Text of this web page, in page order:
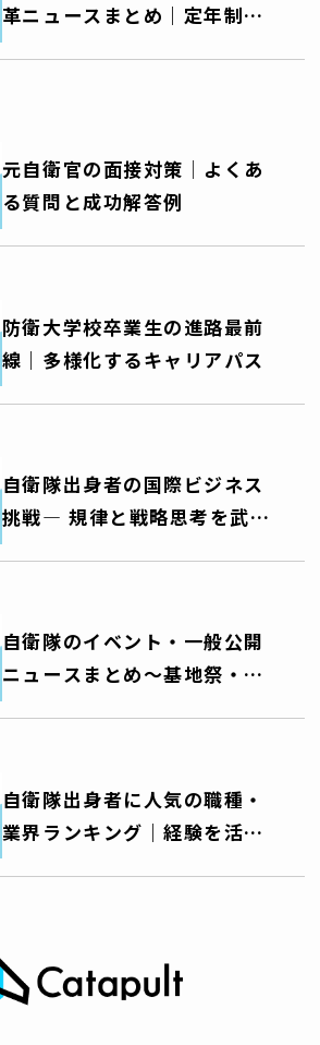
革ニュースまとめ｜定年制度
の変更がキャリアに与えるイ
元自衛官の面接対策│よくあ
る質問と成功解答例
防衛大学校卒業生の進路最前
線｜多様化するキャリアパス
自衛隊出身者の国際ビジネス
挑戦― 規律と戦略思考を武器
に、グローバルキャリアを切
自衛隊のイベント・一般公開
ニュースまとめ～基地祭・艦
艇公開・訓練公開・音楽祭な
自衛隊出身者に人気の職種・
業界ランキング｜経験を活か
せるキャリアパス徹底解説